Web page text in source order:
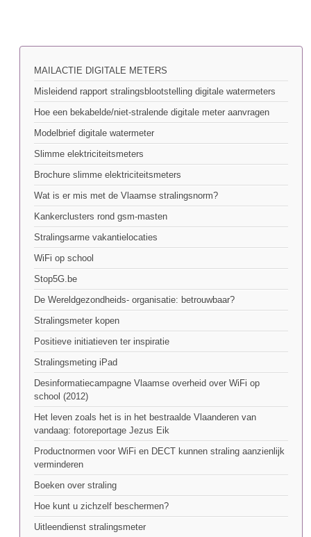
MAILACTIE DIGITALE METERS
Misleidend rapport stralingsblootstelling digitale watermeters
Hoe een bekabelde/niet-stralende digitale meter aanvragen
Modelbrief digitale watermeter
Slimme elektriciteitsmeters
Brochure slimme elektriciteitsmeters
Wat is er mis met de Vlaamse stralingsnorm?
Kankerclusters rond gsm-masten
Stralingsarme vakantielocaties
WiFi op school
Stop5G.be
De Wereldgezondheids- organisatie: betrouwbaar?
Stralingsmeter kopen
Positieve initiatieven ter inspiratie
Stralingsmeting iPad
Desinformatiecampagne Vlaamse overheid over WiFi op
school (2012)
Het leven zoals het is in het bestraalde Vlaanderen van
vandaag: fotoreportage Jezus Eik
Productnormen voor WiFi en DECT kunnen straling aanzienlijk
verminderen
Boeken over straling
Hoe kunt u zichzelf beschermen?
Uitleendienst stralingsmeter